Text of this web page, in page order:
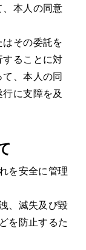
本人の同意
その委託を
ることに対
、本人の同
に支障を及
を安全に管理
、滅失及び毀
を防止するた